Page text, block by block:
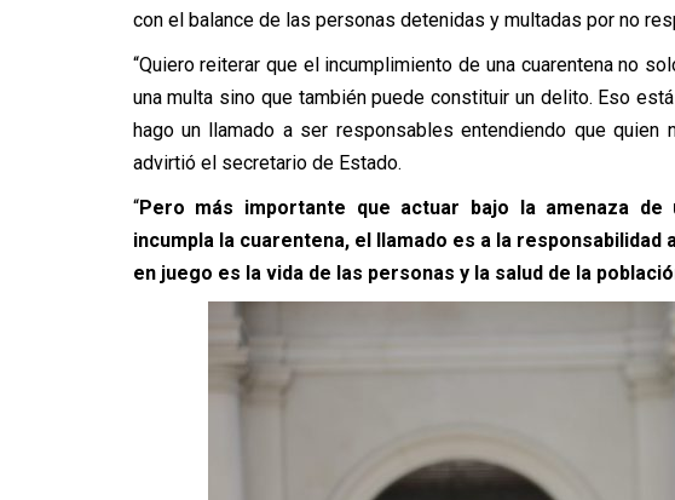
con el balance de las personas detenidas y multadas por no
“Quiero reiterar que el incumplimiento de una cuarentena no
una multa sino que también puede constituir un delito. Eso
hago un llamado a ser responsables entendiendo que quien
advirtió el secretario de Estado.
“Pero más importante que actuar bajo la amenaza
incumpla la cuarentena, el llamado es a la
en juego es la vida de las personas y la salud de la